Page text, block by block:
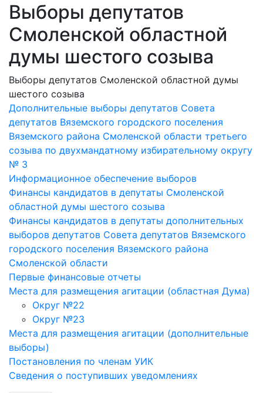
Выборы депутатов
Смоленской областной
думы шестого созыва
Выборы депутатов Смоленской областной думы
шестого созыва
Дополнительные выборы депутатов Совета
депутатов Вяземского городского поселения
Вяземского района Смоленской области третьего
созыва по двухмандатному избирательному округу
№ 3
Информационное обеспечение выборов
Финансы кандидатов в депутаты Смоленской
областной думы шестого созыва
Финансы кандидатов в депутаты дополнительных
выборов депутатов Совета депутатов Вяземского
городского поселения Вяземского района
Смоленской области
Первые финансовые отчеты
Места для размещения агитации (областная Дума)
Округ №22
Округ №23
Места для размещения агитации (дополнительные
выборы)
Постановления по членам УИК
Сведения о поступивших уведомлениях